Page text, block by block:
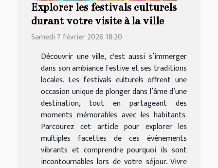
Explorer les festivals culturels
durant votre visite à la ville
Samedi 7 février 2026 18:20
Découvrir une ville, c'est aussi s’immerger
dans son ambiance festive et ses traditions
locales. Les festivals culturels offrent une
occasion unique de plonger dans l’âme d’une
destination, tout en partageant des
moments mémorables avec les habitants.
Parcourez cet article pour explorer les
multiples facettes de ces événements
vibrants et comprendre pourquoi ils sont
incontournables lors de votre séjour. Vivre